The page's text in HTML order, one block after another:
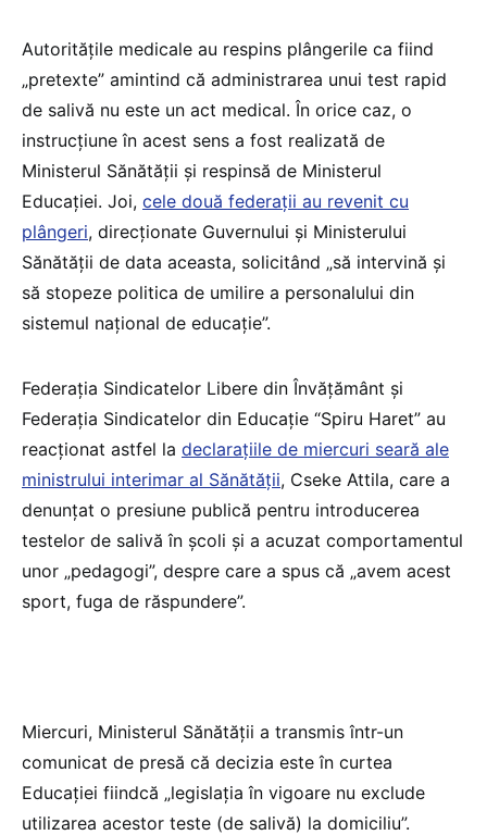
Autoritățile medicale au respins plângerile ca fiind
„pretexte” amintind că administrarea unui test rapid
de salivă nu este un act medical. În orice caz, o
instrucțiune în acest sens a fost realizată de
Ministerul Sănătății și respinsă de Ministerul
Educației. Joi, cele două federații au revenit cu
plângeri, direcționate Guvernului și Ministerului
Sănătății de data aceasta, solicitând „să intervină și
să stopeze politica de umilire a personalului din
sistemul național de educație”.
Federația Sindicatelor Libere din Învățământ și
Federația Sindicatelor din Educație “Spiru Haret” au
reacționat astfel la declarațiile de miercuri seară ale
ministrului interimar al Sănătății, Cseke Attila, care a
denunțat o presiune publică pentru introducerea
testelor de salivă în școli și a acuzat comportamentul
unor „pedagogi”, despre care a spus că „avem acest
sport, fuga de răspundere”.
Miercuri, Ministerul Sănătății a transmis într-un
comunicat de presă că decizia este în curtea
Educației fiindcă „legislația în vigoare nu exclude
utilizarea acestor teste (de salivă) la domiciliu”.